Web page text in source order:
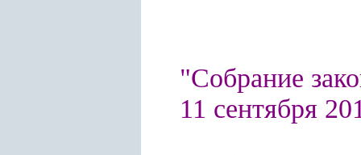
"Собрание
11 сентября